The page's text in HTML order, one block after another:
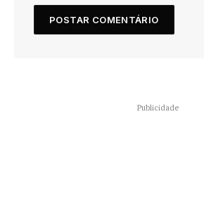
Publicidade